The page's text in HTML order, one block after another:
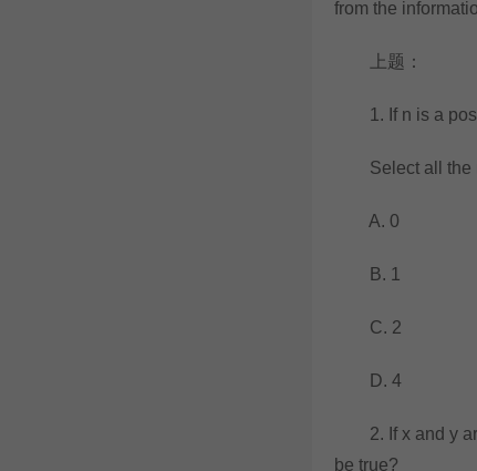
from the
上题：
1. If n is a
Select all the
A. 0
B. 1
C. 2
D. 4
2. If x and y are
be true?